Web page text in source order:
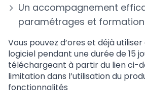
Un accompagnement
paramétrages et formation
Vous pouvez d’ores et déjà
logiciel pendant une durée de 15
téléchargeant à partir du lien ci-
limitation dans l’utilisation du
fonctionnalités